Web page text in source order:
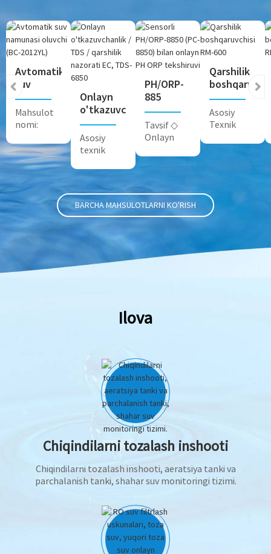
Avtomatik
suv
namunasi
oluvchi
(BC-
Mahsulot
nomi:
suv
namunalari
Onlayn
o'tkazuvchanlik
/ TDS /
qarshilikni
boshqarish
Asosiy
texnik
spetsifikatsiyalar
funktsiyasi
PH/ORP-
885
sensorli
onlayn
PH ORP
Tavsif ◇
Onlayn
kanal PH
Qarshilik
RM-600
Asosiy
Texnik
BARCHA MAHSULOTLARNI KO'RISH
Ilova
Chiqindilarni tozalash inshooti
Chiqindilarni tozalash inshooti, ​​aeratsiya tanki va
parchalanish tanki, shahar suv monitoringi tizimi.